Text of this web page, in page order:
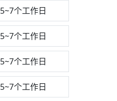
5~7个工作日
5~7个工作日
5~7个工作日
5~7个工作日